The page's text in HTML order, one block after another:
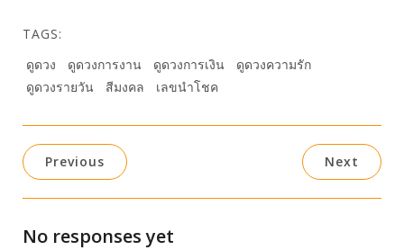
TAGS:
ดูดวง
ดูดวงการงาน ดูดวงการเงิน
ดูดวงความรัก
ดูดวงรายวัน
สีมงคล เลขนำโชค
Previous Next
No responses yet